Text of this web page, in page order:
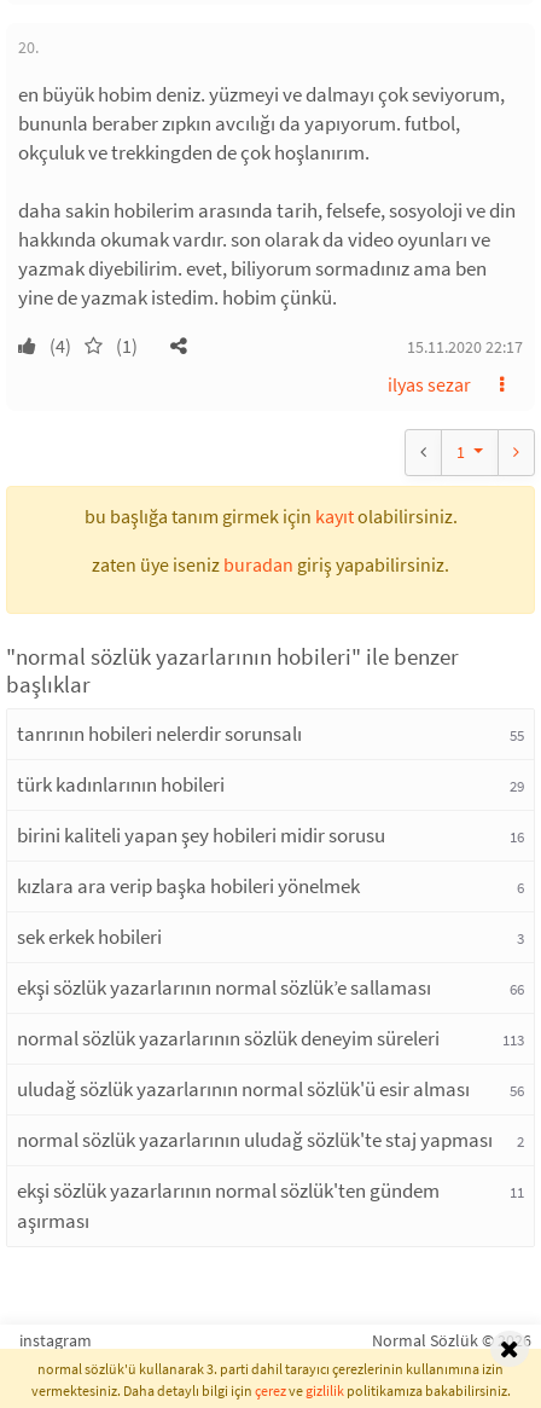
20.
en büyük hobim deniz. yüzmeyi ve dalmayı çok seviyorum,
bununla beraber zıpkın avcılığı da yapıyorum. futbol,
okçuluk ve trekkingden de çok hoşlanırım.
daha sakin hobilerim arasında tarih, felsefe, sosyoloji ve din
hakkında okumak vardır. son olarak da video oyunları ve
yazmak diyebilirim. evet, biliyorum sormadınız ama ben
yine de yazmak istedim. hobim çünkü.
(4) (1) 15.11.2020 22:17
ilyas sezar
1
bu başlığa tanım girmek için kayıtolabilirsiniz.
zaten üye iseniz buradan giriş yapabilirsiniz.
"normal sözlük yazarlarının hobileri" ile benzer
başlıklar
tanrının hobileri nelerdir sorunsalı 55
türk kadınlarının hobileri 29
birini kaliteli yapan şey hobileri midir sorusu 16
kızlara ara verip başka hobileri yönelmek 6
sek erkek hobileri 3
ekşi sözlük yazarlarının normal sözlük’e sallaması 66
normal sözlük yazarlarının sözlük deneyim süreleri 113
uludağ sözlük yazarlarının normal sözlük'ü esir alması 56
normal sözlük yazarlarının uludağ sözlük'te staj yapması 2
ekşi sözlük yazarlarının normal sözlük'ten gündem
aşırması
11
instagram Normal Sözlük © 2026
normal sözlük'ü kullanarak 3. parti dahil tarayıcı çerezlerinin kullanımına izin
vermektesiniz. Daha detaylı bilgi için çerezvegizlilikpolitikamıza bakabilirsiniz.